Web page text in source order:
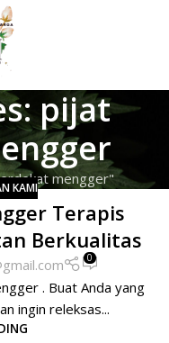
pijat
mengger"
KAMI
Terapis
Berkualitas
0
. Buat Anda yang
ingin releksas...